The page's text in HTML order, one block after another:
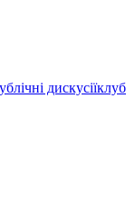
дискусіїклуб